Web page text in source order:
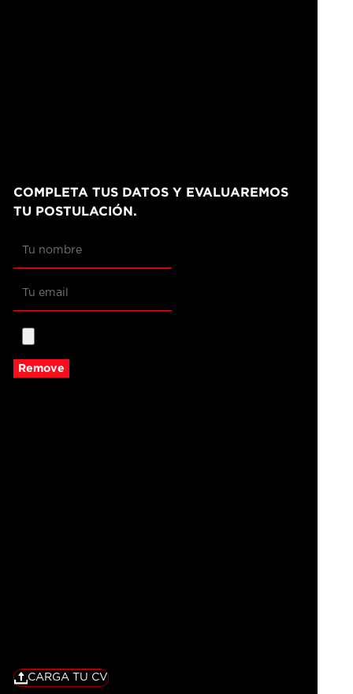
COMPLETA TUS DATOS Y EVALUAREMOS
TU POSTULACIÓN.
Remove
CARGA TU CV